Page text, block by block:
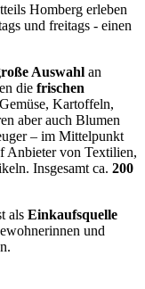
Homberg erleben
und freitags - einen
Auswahl an
die frischen
Kartoffeln,
aber auch Blumen
– im Mittelpunkt
Anbieter von Textilien,
Insgesamt ca. 200
als Einkaufsquelle
und